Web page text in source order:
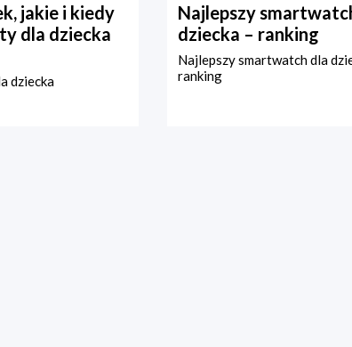
jakie i kiedy
dla dziecka
dziecka
Najlepszy
dziecka – ranking
Najlepszy smartwatch dla
ranking